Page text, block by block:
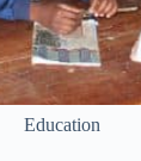
Education